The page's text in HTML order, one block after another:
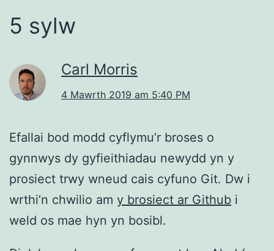
5 sylw
Carl Morris
4 Mawrth 2019 am 5:40 PM
Efallai bod modd cyflymu’r broses o
gynnwys dy gyfieithiadau newydd yn y
prosiect trwy wneud cais cyfuno Git. Dw i
wrthi’n chwilio am y brosiect ar Github i
weld os mae hyn yn bosibl.